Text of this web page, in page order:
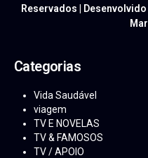
Reservados |
Categorias
Vida Saudável
viagem
TV E NOVELAS
TV & FAMOSOS
TV / APOIO